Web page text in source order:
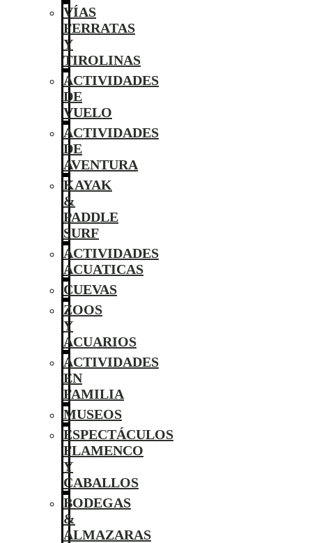
VÍAS
FERRATAS
Y
TIROLINAS
ACTIVIDADES
DE
VUELO
ACTIVIDADES
DE
AVENTURA
KAYAK
&
PADDLE
SURF
ACTIVIDADES
ACUATICAS
CUEVAS
ZOOS
Y
ACUARIOS
ACTIVIDADES
EN
FAMILIA
MUSEOS
ESPECTÁCULOS
FLAMENCO
Y
CABALLOS
BODEGAS
&
ALMAZARAS